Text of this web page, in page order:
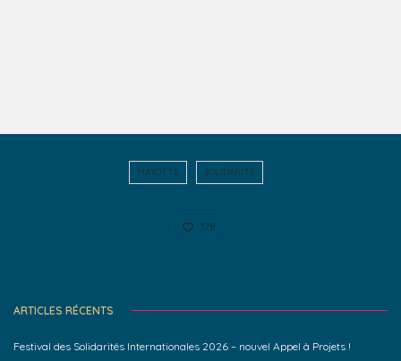
MAYOTTE SOLIDARITÉ
178
ARTICLES RÉCENTS
Festival des Solidarités Internationales 2026 – nouvel Appel à Projets !